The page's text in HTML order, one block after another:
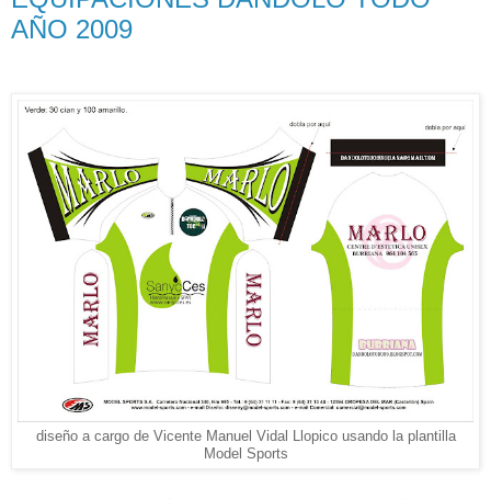
AÑO 2009
diseño a cargo de Vicente Manuel Vidal Llopico usando la plantilla
Model Sports